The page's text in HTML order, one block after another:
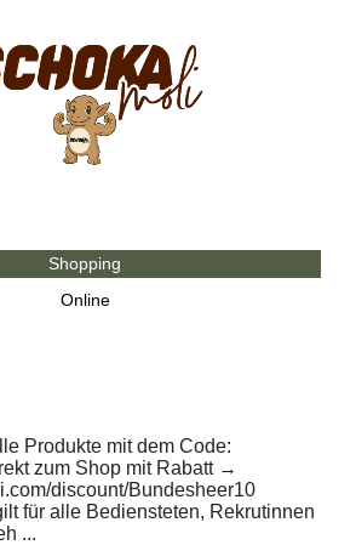
Shopping
Online
Produkte mit dem Code:
zum Shop mit Rabatt →
discount/Bundesheer10
für alle Bediensteten, Rekrutinnen
...